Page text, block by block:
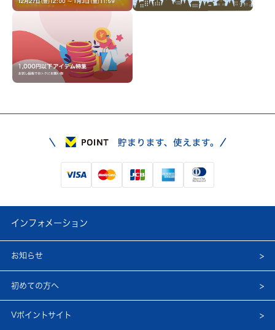
インフォメーション
お知らせ
初めての方へ
Vポイントサイト